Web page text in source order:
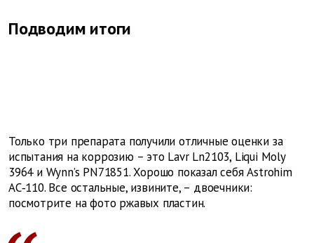
Подводим итоги
Только три препарата получили отличные оценки за
испытания на коррозию – это Lavr Ln2103, Liqui Moly
3964 и Wynn’s PN71851. Хорошо показал себя Astrohim
AC‑110. Все остальные, извините, – двоечники:
посмотрите на фото ржавых пластин.